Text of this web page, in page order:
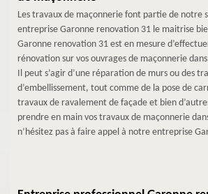
Les travaux de maçonnerie font partie de notre
entreprise Garonne renovation 31 le maitrise
Garonne renovation 31 est en mesure
rénovation sur vos ouvrages de maçonnerie
Il peut s’agir d’une réparation de murs ou des
d’embellissement, tout comme de la pose de
travaux de ravalement de façade et bien
prendre en main vos travaux de maçonnerie
n’hésitez pas à faire appel à notre entreprise